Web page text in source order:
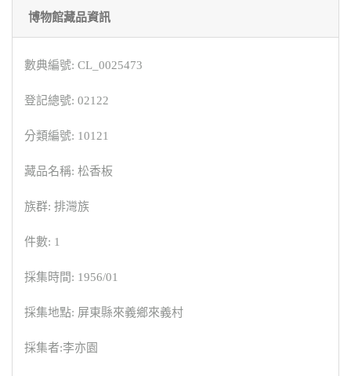
博物館藏品資訊
數典編號: CL_0025473
登記總號: 02122
分類編號: 10121
藏品名稱: 松香板
族群: 排灣族
件數: 1
採集時間: 1956/01
採集地點: 屏東縣來義鄉來義村
採集者:李亦園